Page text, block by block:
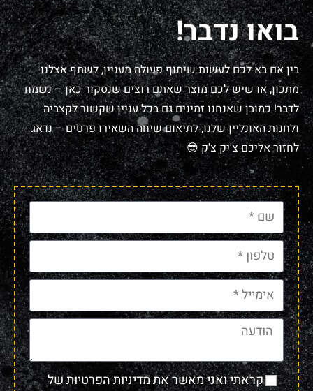
בואו נדבר!
בין אם בא לכם לעשות שיתוף פעולה מעניין, לשתף אצלנו
מתכון, או שיש לכם מוצר שאתם רוצים שנסקור כאן – נשמח
לדבר! כמובן שאנחנו זמינים גם בכל עניין שקשור לקצביה
ולחנות האונליין שלנו, לתיאום שיחה השאירו פרטים – נדאג
לחזור אליכם צ'יק צ'ק 😎
קראתי ואני מאשר אתמדיניות הפרטיותשל